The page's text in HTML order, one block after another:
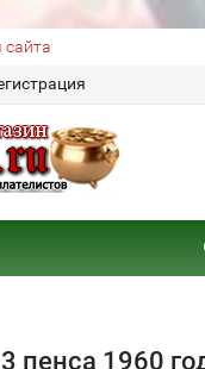
сайта
пенса 1960